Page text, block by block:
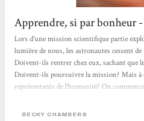
Apprendre, si par bonheur
Lors d’une mission scientifique partie
lumière de nous, les astronautes cessent
Doivent-ils rentrer chez eux, sachant que
Doivent-ils poursuivre la mission? Mais à
représentants de l’humanité? On
étrangères. On le termine bouleversé par
BECKY CHAMBERS